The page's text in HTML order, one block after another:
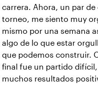
carrera. Ahora, un par de
torneo, me siento muy
mismo por una semana
algo de lo que estar
que podemos construir.
final fue un partido
muchos resultados